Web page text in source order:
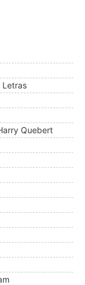
Letras
Quebert